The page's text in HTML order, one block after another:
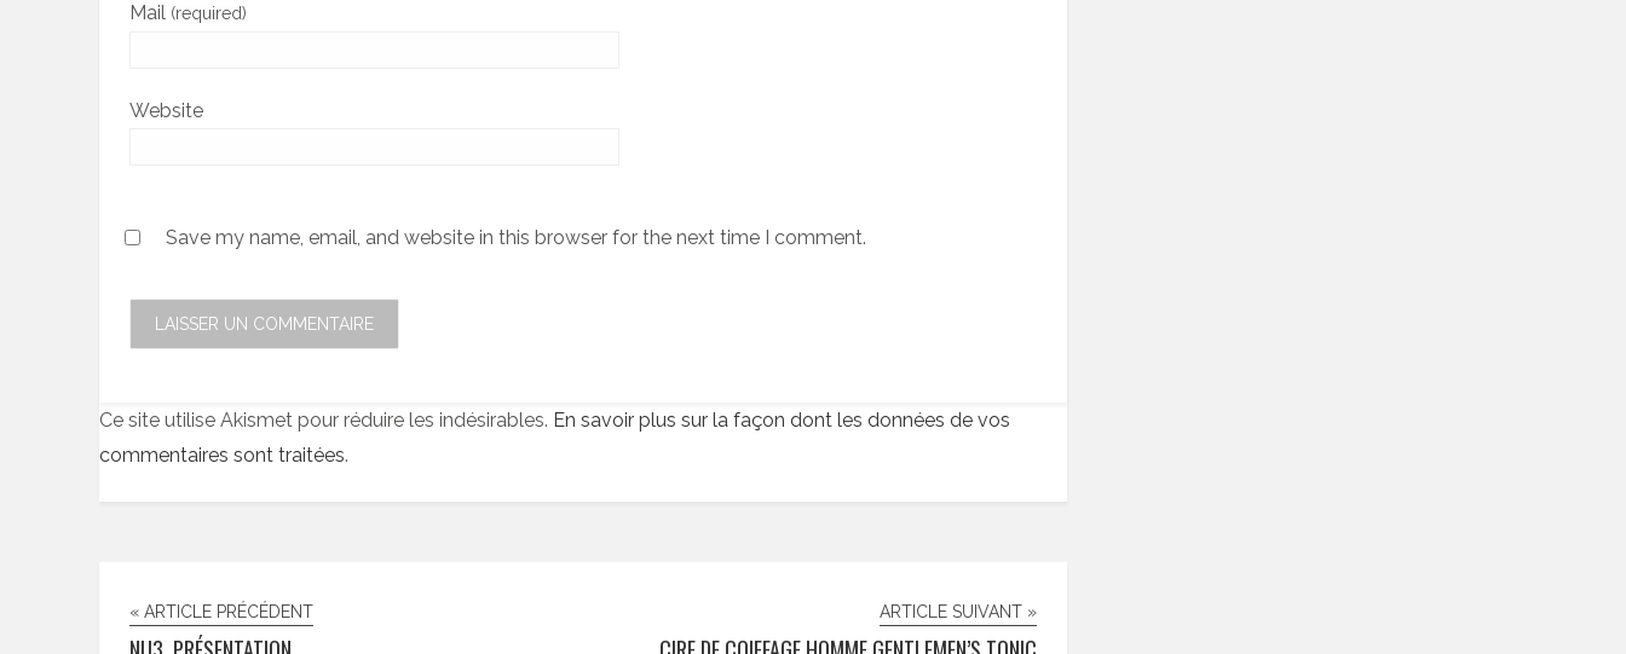
Mail (required)
Website
Save my name, email, and website in this browser for the next time I comment.
Ce site utilise Akismet pour réduire les indésirables. En savoir plus sur la façon dont les données de vos
commentaires sont traitées.
« ARTICLE PRÉCÉDENT ARTICLE SUIVANT »